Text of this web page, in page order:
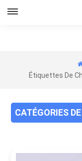
Étiquettes De
CATÉGORIES